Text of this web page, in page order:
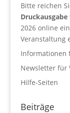
Bitte reichen
2026 online
Veranstaltung
Informationen
Newsletter für
Hilfe-Seiten
Beiträge